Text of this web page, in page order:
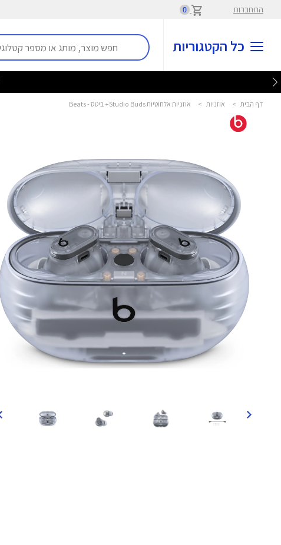
התחברות 0
כל הקטגוריות
דף הבית > אוזניות > אוזניות אלחוטיות Studio Buds+ ביטס - Beats